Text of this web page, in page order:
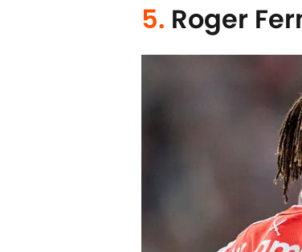
5. Roger